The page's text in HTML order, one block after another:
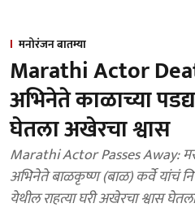
मनोरंजन बातम्या
Marathi Actor
अभिनेते काळाच्या
घेतला अखेरचा श्वास
Marathi Actor Passes Away:
अभिनेते बाळकृष्ण (बाळ) कर्वे यांचं
येथील राहत्या घरी अखेरचा श्वास